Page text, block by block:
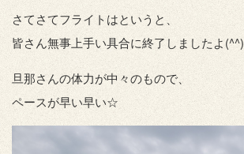
さてさてフライトはというと、
皆さん無事上手い具合に終了しましたよ(^^)
旦那さんの体力が中々のもので、
ペースが早い早い☆